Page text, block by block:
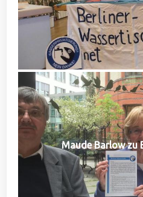
Maude Barlow zu